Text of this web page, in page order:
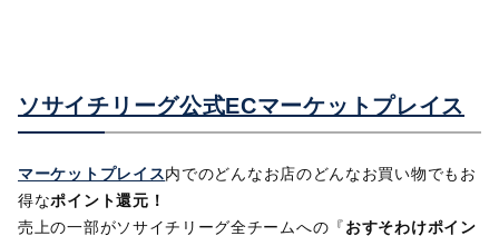
ソサイチリーグ公式ECマーケットプレイス
マーケットプレイス内でのどんなお店のどんなお買い物でもお
得なポイント還元！
売上の一部がソサイチリーグ全チームへの『おすそわけポイン